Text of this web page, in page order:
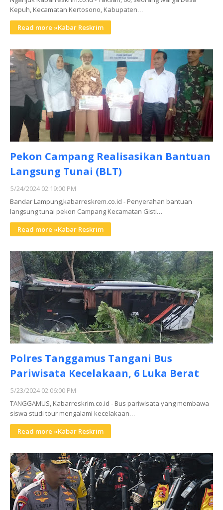
Kepuh, Kecamatan Kertosono, Kabupaten…
Read more »Kabar Reskrim
Pekon Campang Realisasikan Bantuan
Langsung Tunai (BLT)
5/24/2024 02:19:00 PM
Bandar Lampung,kabarreskrem.co.id - Penyerahan bantuan
langsung tunai pekon Campang Kecamatan Gisti…
Read more »Kabar Reskrim
Polres Tanggamus Tangani Bus
Pariwisata Kecelakaan, 6 Luka Berat
5/23/2024 02:06:00 PM
TANGGAMUS, Kabarreskrim.co.id - Bus pariwisata yang membawa
siswa studi tour mengalami kecelakaan…
Read more »Kabar Reskrim